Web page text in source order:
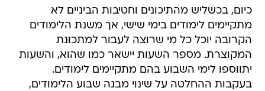
כיום, בכשליש מהתיכונים וחטיבות הביניים לא
מתקיימים לימודים בימי שישי, אך משנת הלימודים
הקרובה יוכל כל מי שרוצה לעבור למתכונת
המקוצרת. מספר השעות יישאר כמו שהוא, והשעות
יתווספו לימי השבוע בהם מתקיימים לימודים.
בעקבות ההחלטה על שינוי מבנה שבוע הלימודים,